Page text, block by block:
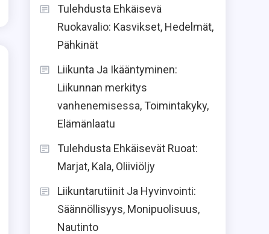
Tulehdusta Ehkäisevä
Ruokavalio: Kasvikset, Hedelmät,
Pähkinät
Liikunta Ja Ikääntyminen:
Liikunnan merkitys
vanhenemisessa, Toimintakyky,
Elämänlaatu
Tulehdusta Ehkäisevät Ruoat:
Marjat, Kala, Oliiviöljy
Liikuntarutiinit Ja Hyvinvointi:
Säännöllisyys, Monipuolisuus,
Nautinto